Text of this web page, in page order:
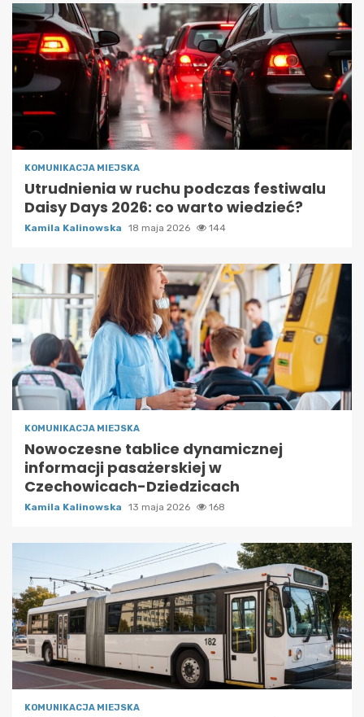
KOMUNIKACJA MIEJSKA
Utrudnienia w ruchu podczas festiwalu
Daisy Days 2026: co warto wiedzieć?
Kamila Kalinowska 18 maja 2026 144
KOMUNIKACJA MIEJSKA
Nowoczesne tablice dynamicznej
informacji pasażerskiej w
Czechowicach-Dziedzicach
Kamila Kalinowska 13 maja 2026 168
KOMUNIKACJA MIEJSKA